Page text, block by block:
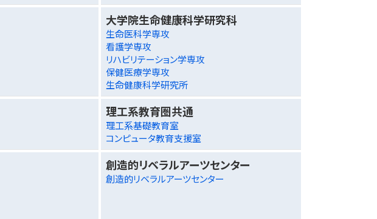
大学院生命健康科学研究科
生命医科学専攻
看護学専攻
リハビリテーション学専攻
保健医療学専攻
生命健康科学研究所
理工系教育圏共通
理工系基礎教育室
コンピュータ教育支援室
創造的リベラルアーツセンター
創造的リベラルアーツセンター